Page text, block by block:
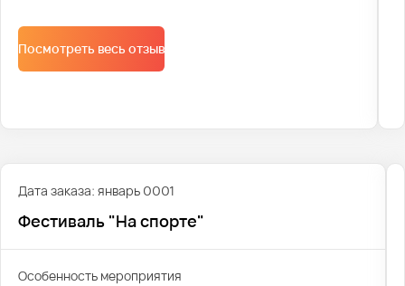
согласовали все с ГАИ. Согласование и
подготовка к самому мероприятию заняло две
недели.
Посмотреть весь отзыв
Дата заказа: январь 0001
Фестиваль "На спорте"
Особенность мероприятия